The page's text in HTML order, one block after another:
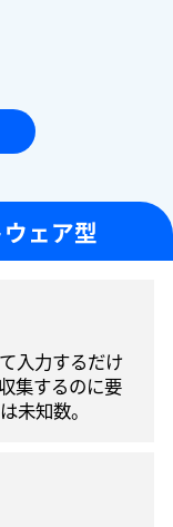
ェア型
⼊⼒するだけ
集するのに要
未知数。